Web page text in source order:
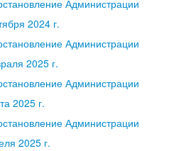
Администрации
2024 г.
Администрации
2025 г.
Администрации
2025 г.
Администрации
2025 г.